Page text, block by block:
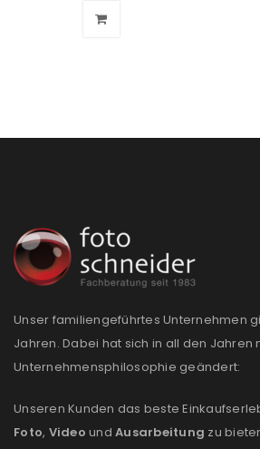
Ein Link zum Erstellen eines neuen
deine E-Mail-Adresse gesendet.
NEWSLETTER ABONNIEREN
Ich stimme zu
Unser familiengeführtes Unternehmen
Jahren. Dabei hat sich in all den Jahren
Unternehmensphilosophie geändert:
Unseren Kunden das beste
Foto, Video und Ausarbeitung zu